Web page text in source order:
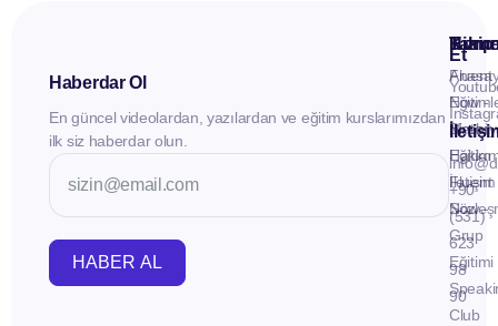
Haberdar Ol
En güncel videolardan, yazılardan ve eğitim kurslarımızdan
ilk siz haberdar olun.
HABER AL
İletişim
Fluent
Now -
Birebir
Eğitim
Fluent
Now -
Grup
Eğitimi
Club
Takip
Et
+90
(531)
623
98
90